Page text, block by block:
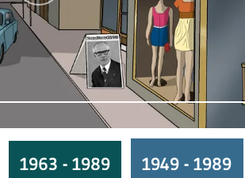
1963 - 1989 1949 - 1989